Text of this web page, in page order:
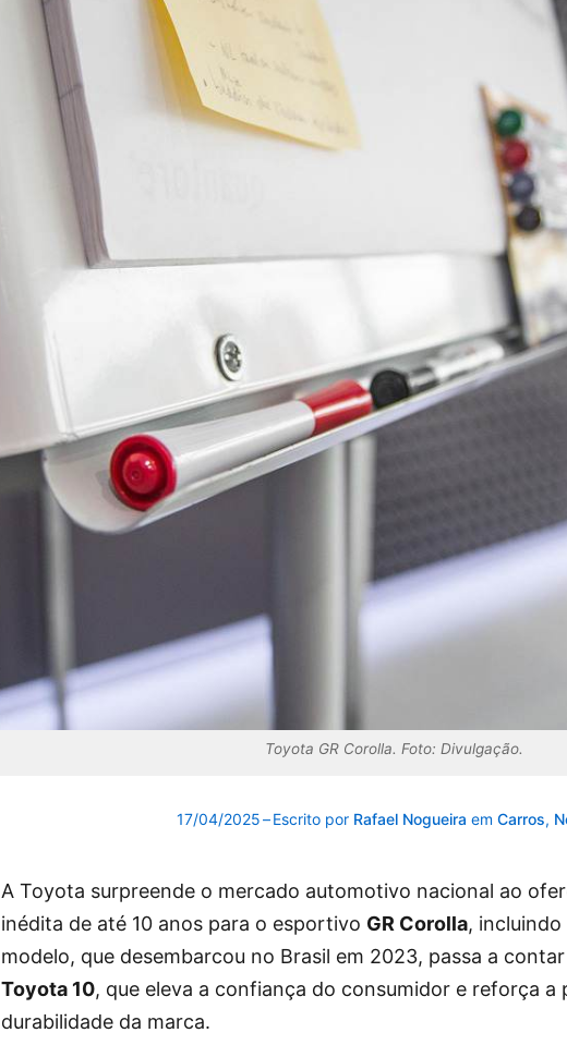
Toyota GR Corolla. Foto: Divulgação.
17/04/2025– Escrito por Rafael Nogueira em Carros,
A Toyota surpreende o mercado automotivo nacional ao
inédita de até 10 anos para o esportivo GR Corolla, incluindo
modelo, que desembarcou no Brasil em 2023, passa a
Toyota 10, que eleva a confiança do consumidor e reforça a
durabilidade da marca.